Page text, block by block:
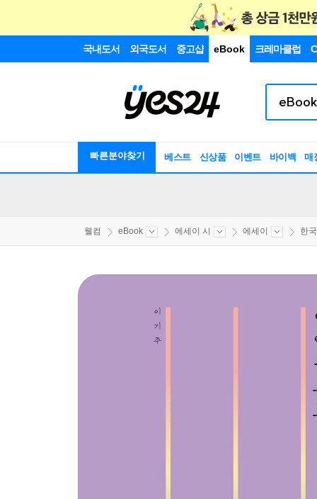
국내도서 외국도서 중고샵 eBook 크레마클럽
빠른분야찾기 베스트 신상품 이벤트 바이백 매
웰컴 eBook 에세이 시 에세이 한